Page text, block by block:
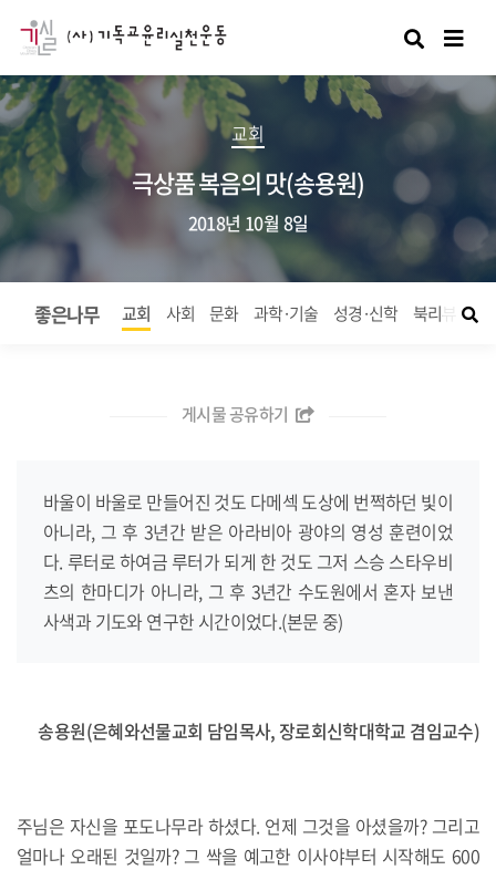
검색
교회
극상품 복음의 맛(송용원)
2018년 10월 8일
좋은나무 교회 사회 문화 과학·기술 성경·신학 북리뷰 좋
게시물 공유하기
바울이 바울로 만들어진 것도 다메섹 도상에 번쩍하던 빛이
아니라, 그 후 3년간 받은 아라비아 광야의 영성 훈련이었
다. 루터로 하여금 루터가 되게 한 것도 그저 스승 스타우비
츠의 한마디가 아니라, 그 후 3년간 수도원에서 혼자 보낸
사색과 기도와 연구한 시간이었다.(본문 중)
송용원(은혜와선물교회 담임목사, 장로회신학대학교 겸임교수)
주님은 자신을 포도나무라 하셨다. 언제 그것을 아셨을까? 그리고
얼마나 오래된 것일까? 그 싹을 예고한 이사야부터 시작해도 600